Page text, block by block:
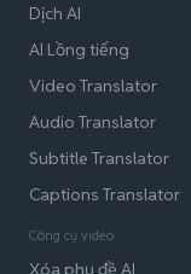
Dịch AI
AI Lồng tiếng
Video Translator
Audio Translator
Subtitle Translator
Captions Translator
Công cụ video
Xóa phụ đề AI